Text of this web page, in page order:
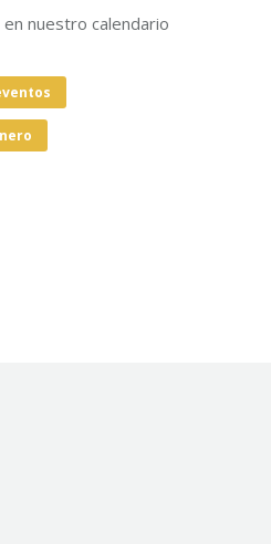
nuestro calendario